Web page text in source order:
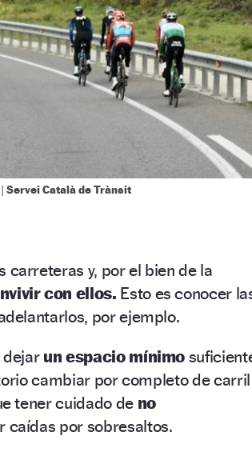
Servei Català de Trànsit
carreteras y, por el bien de la
con ellos. Esto es conocer
por ejemplo.
dejarun espacio mínimo
cambiar por completo de carril
tener cuidado de no
caídas por sobresaltos.